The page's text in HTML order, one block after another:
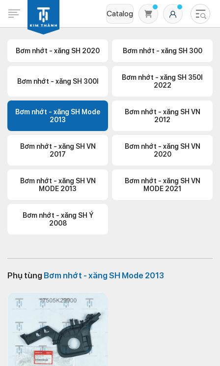
Catalog
Bơm nhớt - xăng SH 2020 Bơm nhớt - xăng SH 300
Bơm nhớt - xăng SH 300I
Bơm nhớt - xăng SH 350I
2022
Bơm nhớt - xăng SH Mode
2013
Bơm nhớt - xăng SH VN
2012
Bơm nhớt - xăng SH VN
2017
Bơm nhớt - xăng SH VN
2020
Bơm nhớt - xăng SH VN
MODE 2013
Bơm nhớt - xăng SH VN
MODE 2021
Bơm nhớt - xăng SH Ý
2008
Phụ tùng Bơm nhớt - xăng SH Mode 2013